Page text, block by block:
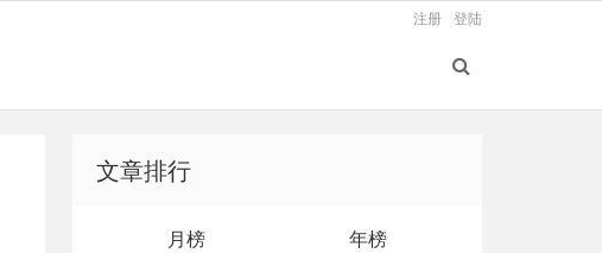
登陆
注册
文章排行
月榜 年榜